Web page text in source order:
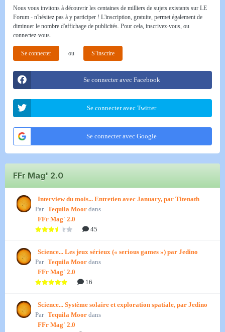
Nous vous invitons à découvrir les centaines de milliers de sujets existants sur LE
Forum - n'hésitez pas à y participer ! L'inscription, gratuite, permet également de
diminuer le nombre d'affichage de publicités. Pour cela, inscrivez-vous, ou
connectez-vous.
Se connecter ou S’inscrire
Se connecter avec Facebook
Se connecter avec Twitter
Se connecter avec Google
FFr Mag' 2.0
Interview du mois... Entretien avec January, par Titenath
Par Tequila Moor dans
FFr Mag' 2.0
45
Science... Les jeux sérieux (« serious games ») par Jedino
Par Tequila Moor dans
FFr Mag' 2.0
16
Science... Système solaire et exploration spatiale, par Jedino
Par Tequila Moor dans
FFr Mag' 2.0